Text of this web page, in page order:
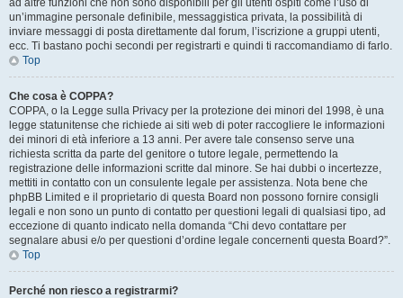
ad altre funzioni che non sono disponibili per gli utenti ospiti come l’uso di
un’immagine personale definibile, messaggistica privata, la possibilità di
inviare messaggi di posta direttamente dal forum, l’iscrizione a gruppi utenti,
ecc. Ti bastano pochi secondi per registrarti e quindi ti raccomandiamo di farlo.
Top
Che cosa è COPPA?
COPPA, o la Legge sulla Privacy per la protezione dei minori del 1998, è una
legge statunitense che richiede ai siti web di poter raccogliere le informazioni
dei minori di età inferiore a 13 anni. Per avere tale consenso serve una
richiesta scritta da parte del genitore o tutore legale, permettendo la
registrazione delle informazioni scritte dal minore. Se hai dubbi o incertezze,
mettiti in contatto con un consulente legale per assistenza. Nota bene che
phpBB Limited e il proprietario di questa Board non possono fornire consigli
legali e non sono un punto di contatto per questioni legali di qualsiasi tipo, ad
eccezione di quanto indicato nella domanda “Chi devo contattare per
segnalare abusi e/o per questioni d’ordine legale concernenti questa Board?”.
Top
Perché non riesco a registrarmi?